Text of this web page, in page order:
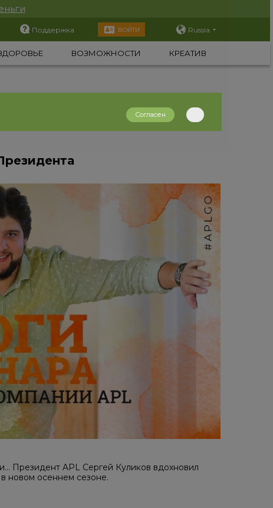
Поддержка ВОЙТИ Russia
ВОЗМОЖНОСТИ КРЕАТИВ
Президент APL Сергей Куликов вдохновил
новом осеннем сезоне.
Согласен